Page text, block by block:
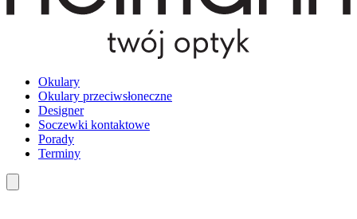
Okulary
Okulary przeciwsłoneczne
Designer
Soczewki kontaktowe
Porady
Terminy